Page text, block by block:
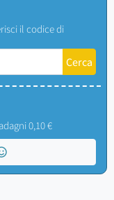
il codice di
0,10 €